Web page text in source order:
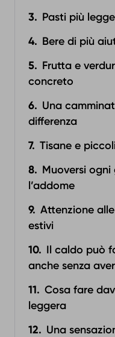
Pasti più
Bere di più
Frutta e
concreto
Una
differenza
Tisane e
Muoversi
l’addome
Attenzione
estivi
Il caldo può
anche senza
Cosa fare
leggera
Una